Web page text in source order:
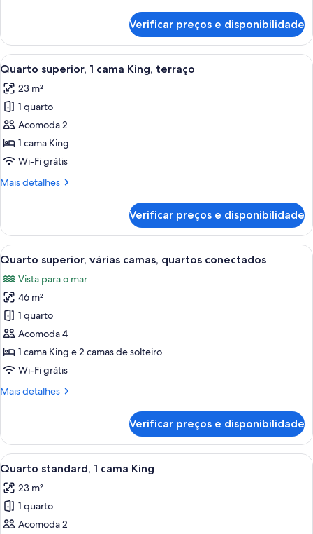
júnior,
várias
camas
Verificar preços e disponibilidade
Carrega
todas
as
fotos
de
Quarto
superior,
cama
Roupas de cama premium, cofres
9
Quarto superior, 1 cama King, terraço
23 m²
1 quarto
Acomoda 2
1 cama King
Wi-Fi grátis
Mais detalhes
Mais
superior,
cama
terraço
Verificar preços e disponibilidade
Carrega
todas
as
fotos
de
Quarto
superior,
várias
quartos
Quarto de hotel com cama,
8
Quarto superior, várias camas, quartos conectados
Vista para o mar
46 m²
1 quarto
Acomoda 4
1 cama King e 2 camas de solteiro
Wi-Fi grátis
Mais detalhes
Mais
superior,
várias
camas,
conectados
Verificar preços e disponibilidade
Carrega
todas
as
fotos
de
Roupas de cama premium, cofres
4
Quarto standard, 1 cama King
23 m²
1 quarto
Acomoda 2